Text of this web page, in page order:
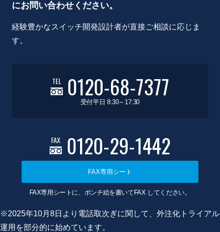
にお問い合わせください。
経験豊かなスイッチ開発設計者が直接ご相談に応じま
す。
TEL 0120-68-7377
受付平日 8:30～17:30
FAX 0120-29-1442
FAX専用シート
FAX専用シートに、ポンチ絵を書いてFAX してください。
※2025年10月8日より電話取次ぎに関して、外注化トライアル
運用を部分的に始めています。